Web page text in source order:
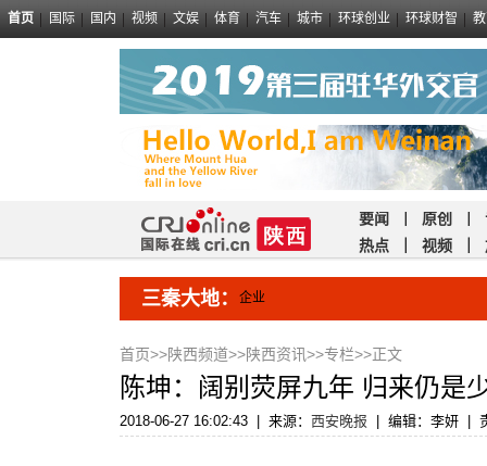
首页 国际 国内 视频 文娱 体育 汽车 城市 环球创业 环球财智
要闻 原创
热点
视频
三秦大地： 企业
首页>>陕西频道>>陕西资讯>>专栏>>正文
陈坤：阔别荧屏九年 归来仍是
2018-06-27 16:02:43 来源： 西安晚报 编辑：李妍